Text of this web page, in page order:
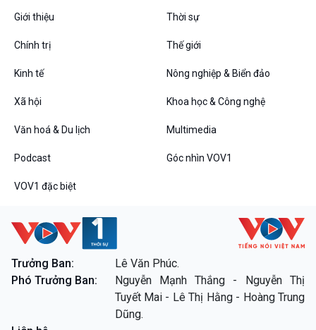
Giới thiệu Thời sự
Chính trị Thế giới
Kinh tế Nông nghiệp & Biển đảo
Xã hội Khoa học & Công nghệ
Văn hoá & Du lịch Multimedia
Podcast Góc nhìn VOV1
VOV1 đặc biệt
Trưởng Ban:
Lê Văn Phúc.
Phó Trưởng Ban:
Nguyễn Mạnh Thắng - Nguyễn Thị
Tuyết Mai - Lê Thị Hằng - Hoàng Trung
Dũng.